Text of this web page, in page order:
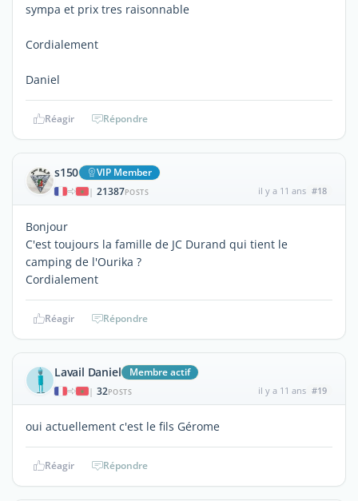
sympa et prix tres raisonnable
Cordialement
Daniel
Réagir Répondre
s150 VIP Member
| 21387POSTS il y a 11 ans #18
Bonjour
C'est toujours la famille de JC Durand qui tient le
camping de l'Ourika ?
Cordialement
Réagir Répondre
Lavail Daniel Membre actif
| 32POSTS il y a 11 ans #19
oui actuellement c'est le fils Gérome
Réagir Répondre